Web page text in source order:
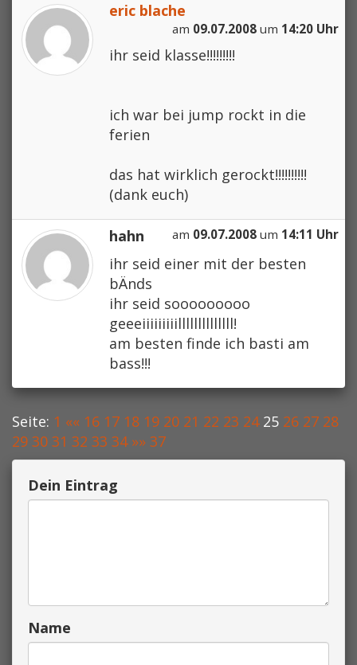
eric blache
am 09.07.2008 um 14:20 Uhr
ihr seid klasse!!!!!!!!!
ich war bei jump rockt in die
ferien
das hat wirklich gerockt!!!!!!!!!!
(dank euch)
hahn am 09.07.2008 um 14:11 Uhr
ihr seid einer mit der besten
bÄnds
ihr seid sooooooooo
geeeiiiiiiiiillllllllllllll!
am besten finde ich basti am
bass!!!
Seite: 1 «« 16 17 18 19 20 21 22 23 2425 26 27 28
29 30 31 32 33 34 »» 37
Dein Eintrag
Name